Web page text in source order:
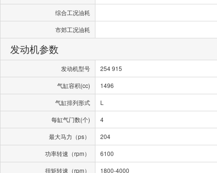
综合工况油耗
市郊工况油耗
发动机参数
发动机型号 254 915
气缸容积(cc) 1496
气缸排列形式 L
每缸气门数(个) 4
最大马力（ps） 204
功率转速（rpm） 6100
扭矩转速（rpm） 1800-4000